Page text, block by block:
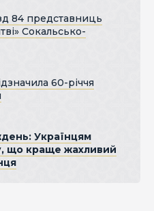
84 представниць
Сокальсько-
60-річчя
Українцям
що краще жахливий